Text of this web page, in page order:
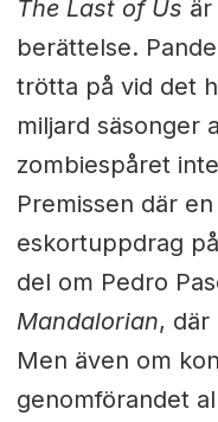
The Last of Us är
berättelse.
trötta på vid det
miljard säsonger
zombiespåret
Premissen där
eskortuppdrag
del om Pedro
Mandalorian, där
Men även om
genomförandet